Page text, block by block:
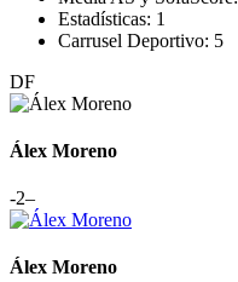
Estadísticas: 1
Carrusel Deportivo: 5
DF
Álex Moreno
-2–
Álex Moreno